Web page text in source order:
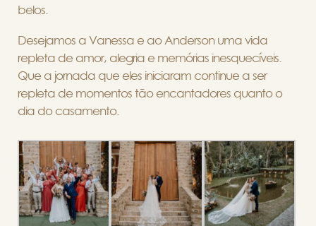
belos.
Desejamos a Vanessa e ao Anderson uma vida
repleta de amor, alegria e memórias inesquecíveis.
Que a jornada que eles iniciaram continue a ser
repleta de momentos tão encantadores quanto o
dia do casamento.